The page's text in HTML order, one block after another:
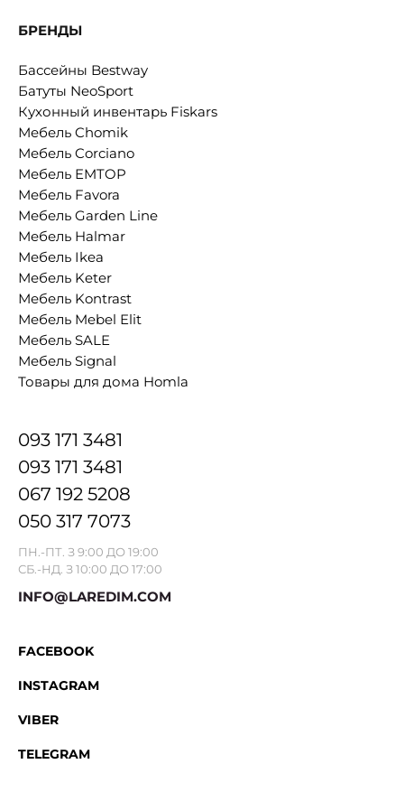
БРЕНДЫ
Бассейны Bestway
Батуты NeoSport
Кухонный инвентарь Fiskars
Мебель Chomik
Мебель Corciano
Мебель EMTOP
Мебель Favora
Мебель Garden Line
Мебель Halmar
Мебель Ikea
Мебель Keter
Мебель Kontrast
Мебель Mebel Elit
Мебель SALE
Мебель Signal
Товары для дома Homla
093 171 3481
093 171 3481
067 192 5208
050 317 7073
ПН.-ПТ. З 9:00 ДО 19:00
СБ.-НД. З 10:00 ДО 17:00
INFO@LAREDIM.COM
FACEBOOK
INSTAGRAM
VIBER
TELEGRAM